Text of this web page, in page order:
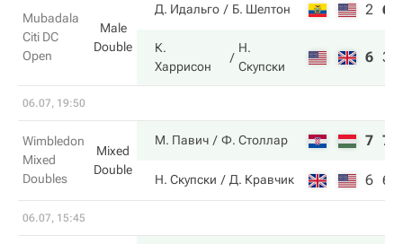
Mubadala
Citi DC
Open
Male
Double
Д. Идальго Б. Шелтон 2 6
К.
Харрисон
Н.
Скупски
6 3
06.07, 19:50
Wimbledon
Mixed
Doubles
Mixed
Double
М. Павич Ф. Столлар 7 7
Н. Скупски Д. Кравчик 6 6
06.07, 15:45